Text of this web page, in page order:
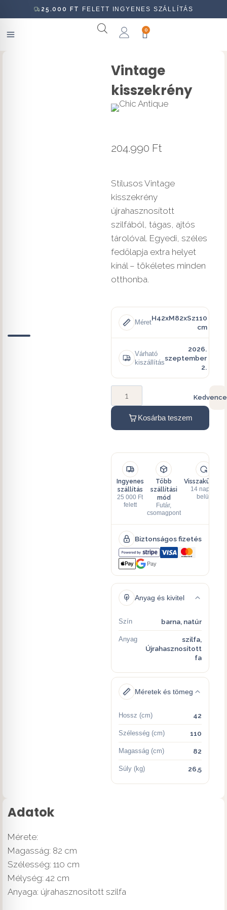
25.000 FT FELETT INGYENES SZÁLLÍTÁS
0
Vintage
kisszekrény
204.990 Ft
Stílusos Vintage
kisszekrény
újrahasznosított
szilfából, tágas, ajtós
tárolóval. Egyedi, széles
fedőlapja extra helyet
kínál – tökéletes minden
otthonba.
Méret
H42xM82xSz110
cm
Várható
kiszállítás
2026.
szeptember
2.
Kosárba teszem
Ingyenes
szállítás
25 000 Ft
felett
Több
szállítási
mód
Futár,
csomagpont
Visszaküldés
14 napon
belül
Biztonságos fizetés
Pay
Anyag és kivitel
Szín barna, natúr
Anyag
szilfa,
Újrahasznosított
fa
Méretek és tömeg
Hossz (cm) 42
Szélesség (cm) 110
Magasság (cm) 82
Súly (kg) 26,5
Adatok
Mérete:
Magasság: 82 cm
Szélesség: 110 cm
Mélység: 42 cm
Anyaga: újrahasznosított szilfa